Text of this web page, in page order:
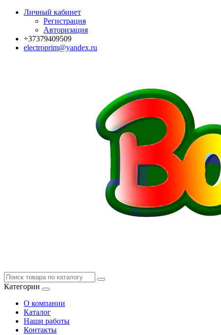
Личный кабинет
Регистрация
Авторизация
+37379409509
electroprim@yandex.ru
Категории
О компании
Каталог
Наши работы
Контакты